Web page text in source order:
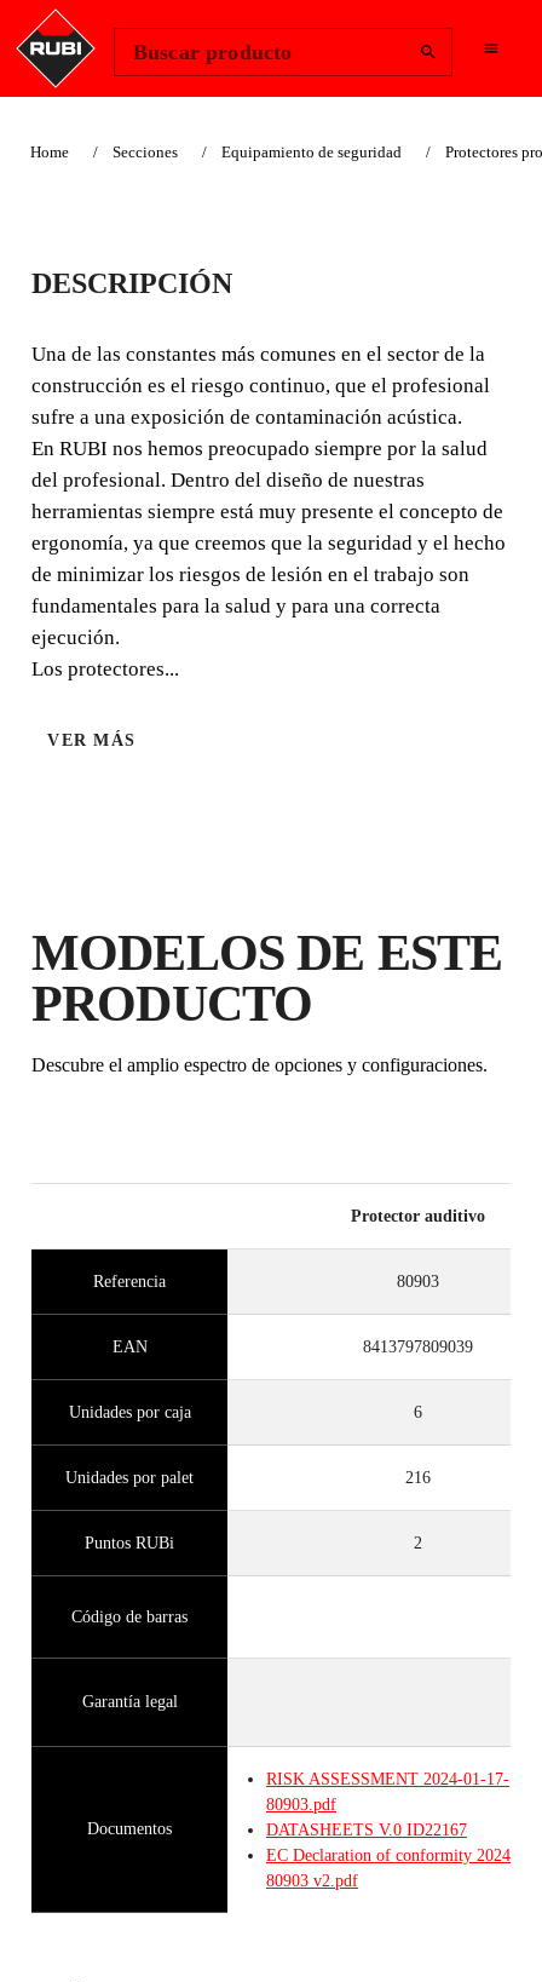
Buscar producto
Home Secciones Equipamiento de seguridad Protectores
PROTECTOR
AUDITIVO
Una de las constantes más comunes en el sector de la
construcción es el riesgo continuo, que el profesional
sufre a una exposición de contaminación acústica.
EXTENDIDA EN PRODUCTOS
ELEGIBLES
DESCRIPCIÓN
Una de las constantes más comunes en el sector de la
construcción es el riesgo continuo, que el profesional
sufre a una exposición de contaminación acústica.
En RUBI nos hemos preocupado siempre por la salud
del profesional. Dentro del diseño de nuestras
herramientas siempre está muy presente el concepto de
ergonomía, ya que creemos que la seguridad y el hecho
de minimizar los riesgos de lesión en el trabajo son
fundamentales para la salud y para una correcta
ejecución.
Los protectores...
VER MÁS
MODELOS DE ESTE
PRODUCTO
Descubre el amplio espectro de opciones y configuraciones.
Protector auditivo
Referencia 80903
EAN 8413797809039
Unidades por caja 6
Unidades por palet 216
Puntos RUBi 2
Código de barras
Garantía legal
Documentos
RISK ASSESSMENT 2024-01-17-
80903.pdf
DATASHEETS V.0 ID22167
EC Declaration of conformity 2024-
80903 v2.pdf